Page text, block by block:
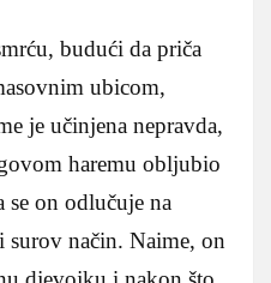
budući da priča
ubicom,
je učinjena nepravda,
haremu obljubio
se on odlučuje na
surov način. Naime, on